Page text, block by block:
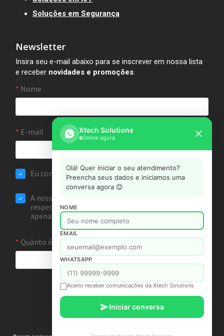
Soluções em Segurança
Newsletter
Insira seu e-mail abaixo para se inscrever em nossa lista
e receber novidades e promoções.
Xtech Solutions
Online agora ✕
Olá! Quer iniciar o seu atendimento?
Preencha seus dados e iniciamos uma
conversa agora 😊
NOME
EMAIL
WHATSAPP
Aceito receber comunicações da Xtech Solutions
Iniciar conversa